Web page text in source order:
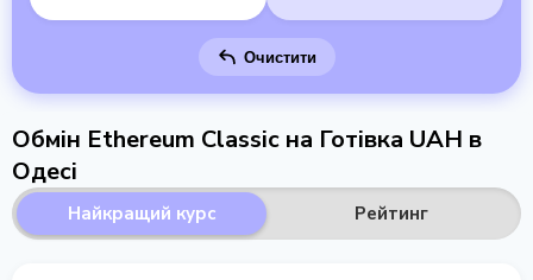
Очистити
Обмін Ethereum Classic на Готівка UAH в
Одесі
Найкращий курс Рейтинг